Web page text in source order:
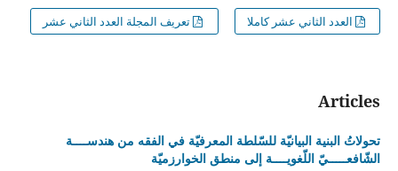
العدد الثاني عشر كاملا تعريف المجلة العدد الثاني عشر
Articles
تحولاتُ البنية البيانيّة للسّلطة المعرفيّة في الفقه من هندســــة
الشّافعـــــيّ اللّغويــــة إلى منطق الخوارزميّة